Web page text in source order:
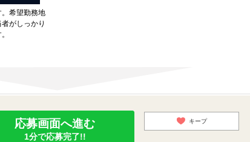
希望勤務地
がしっかり
応募画面へ進む
1分で応募完了!!
キープ